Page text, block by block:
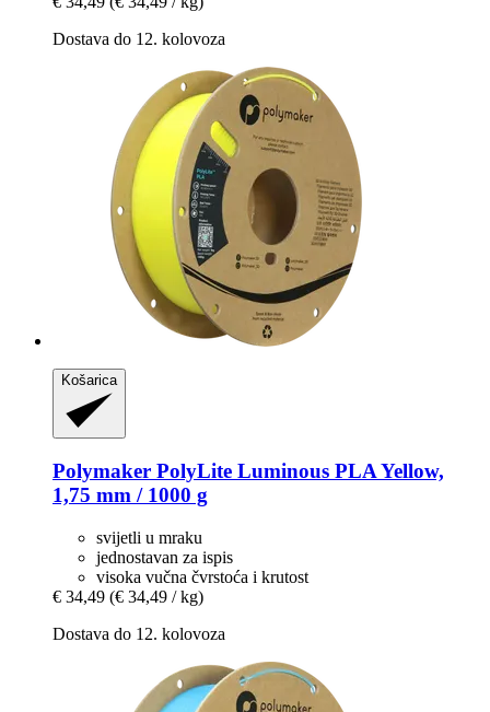
Dostava do 12. kolovoza
Košarica
Polymaker PolyLite Luminous PLA Yellow,
1,75 mm / 1000 g
svijetli u mraku
jednostavan za ispis
visoka vučna čvrstoća i krutost
€ 34,49 (€ 34,49 / kg)
Dostava do 12. kolovoza